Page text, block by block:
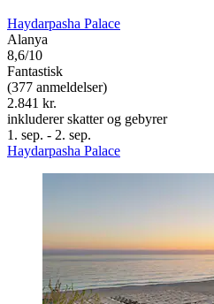
Haydarpasha Palace
Alanya
8,6/10
Fantastisk
(377 anmeldelser)
2.841 kr.
inkluderer skatter og gebyrer
1. sep. - 2. sep.
Haydarpasha Palace